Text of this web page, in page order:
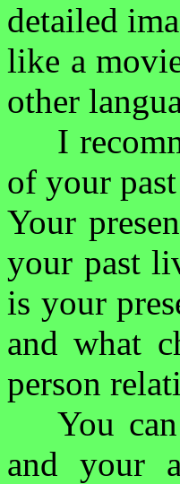
detailed
like a
other
I
of your
Your
your past
is your
and what
person
You
and your